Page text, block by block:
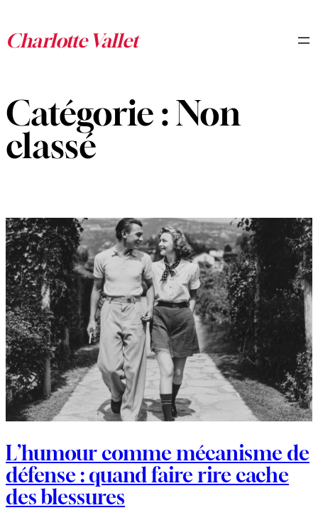
contenu
Catégorie :Non
classé
L’humour comme mécanisme de
défense : quand faire rire cache
des blessures